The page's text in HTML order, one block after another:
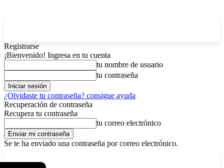
Registrarse
¡Bienvenido! Ingresa en tu cuenta
tu nombre de usuario
tu contraseña
¿Olvidaste tu contraseña? consigue ayuda
Recuperación de contraseña
Recupera tu contraseña
tu correo electrónico
Se te ha enviado una contraseña por correo electrónico.